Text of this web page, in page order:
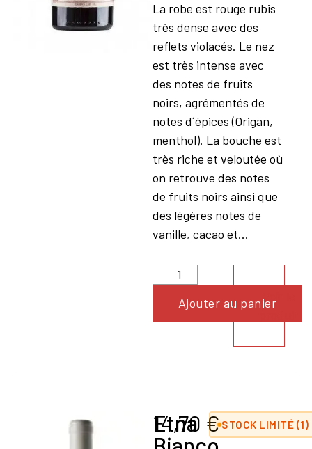
La robe est rouge rubis
très dense avec des
reflets violacés. Le nez
est très intense avec
des notes de fruits
noirs, agrémentés de
notes d´épices (Origan,
menthol). La bouche est
très riche et veloutée où
on retrouve des notes
de fruits noirs ainsi que
des légères notes de
vanille, cacao et...
Ajouter au panierVoir le
Etna
14,70 €STOCK LIMITÉ (1)